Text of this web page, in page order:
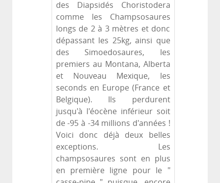
des Diapsidés Choristodera
comme les Champsosaures
longs de 2 à 3 mètres et donc
dépassant les 25kg, ainsi que
des Simoedosaures, les
premiers au Montana, Alberta
et Nouveau Mexique, les
seconds en Europe (France et
Belgique). Ils perdurent
jusqu'à l'éocène inférieur soit
de -95 à -34 millions d'années !
Voici donc déjà deux belles
exceptions. Les
champsosaures sont en plus
en première ligne pour le "